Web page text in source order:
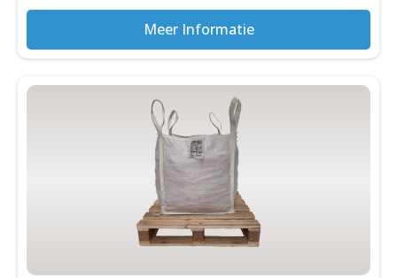
Meer Informatie